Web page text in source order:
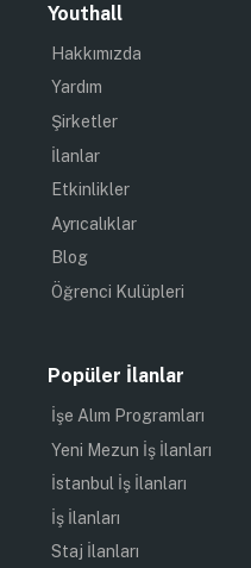
Youthall
Hakkımızda
Yardım
Şirketler
İlanlar
Etkinlikler
Ayrıcalıklar
Blog
Öğrenci Kulüpleri
Popüler İlanlar
İşe Alım Programları
Yeni Mezun İş İlanları
İstanbul İş İlanları
İş İlanları
Staj İlanları